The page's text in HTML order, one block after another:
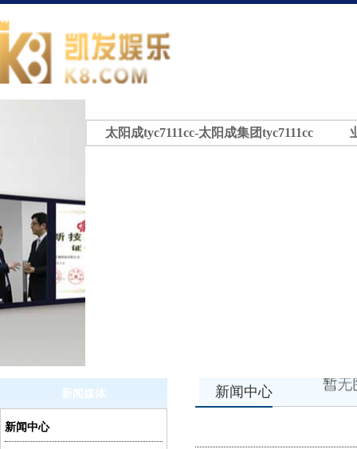
太阳成tyc7111cc-太阳成集团tyc7111cc
新闻媒体
新闻中心
新闻中心